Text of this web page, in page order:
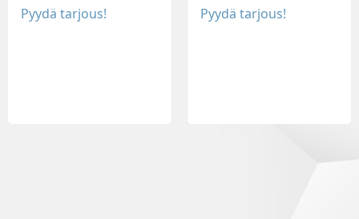
Pyydä tarjous! Pyydä tarjous!